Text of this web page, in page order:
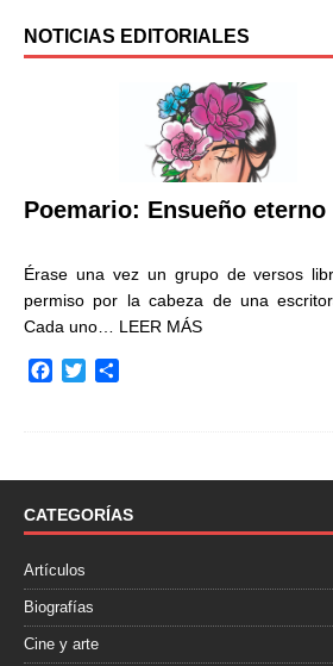
NOTICIAS EDITORIALES
Poemario: Ensueño eterno
Érase una vez un grupo de versos
permiso por la cabeza de una
Cada uno… LEER MÁS
o
k
r
t
i
CATEGORÍAS
Artículos
Biografías
Cine y arte